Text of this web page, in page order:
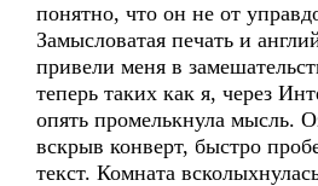
понятно, что он не от
Замысловатая печать и
привели меня в
теперь таких как я, через
опять промелькнула мысль.
вскрыв конверт, быстро
текст. Комната